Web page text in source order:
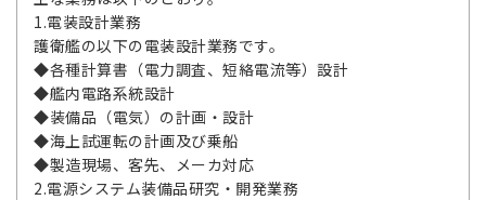
1.電装設計業務
護衛艦の以下の電装設計業務です。
◆各種計算書（電力調査、短絡電流等）設計
◆艦内電路系統設計
◆装備品（電気）の計画・設計
◆海上試運転の計画及び乗船
◆製造現場、客先、メーカ対応
2.電源システム装備品研究・開発業務